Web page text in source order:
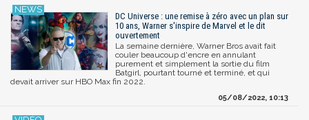
DC Universe : une remise à zéro avec un plan sur
10 ans, Warner s'inspire de Marvel et le dit
ouvertement
La semaine dernière, Warner Bros avait fait
couler beaucoup d'encre en annulant
purement et simplement la sortie du film
Batgirl, pourtant tourné et terminé, et qui
devait arriver sur HBO Max fin 2022.
05/08/2022, 10:13